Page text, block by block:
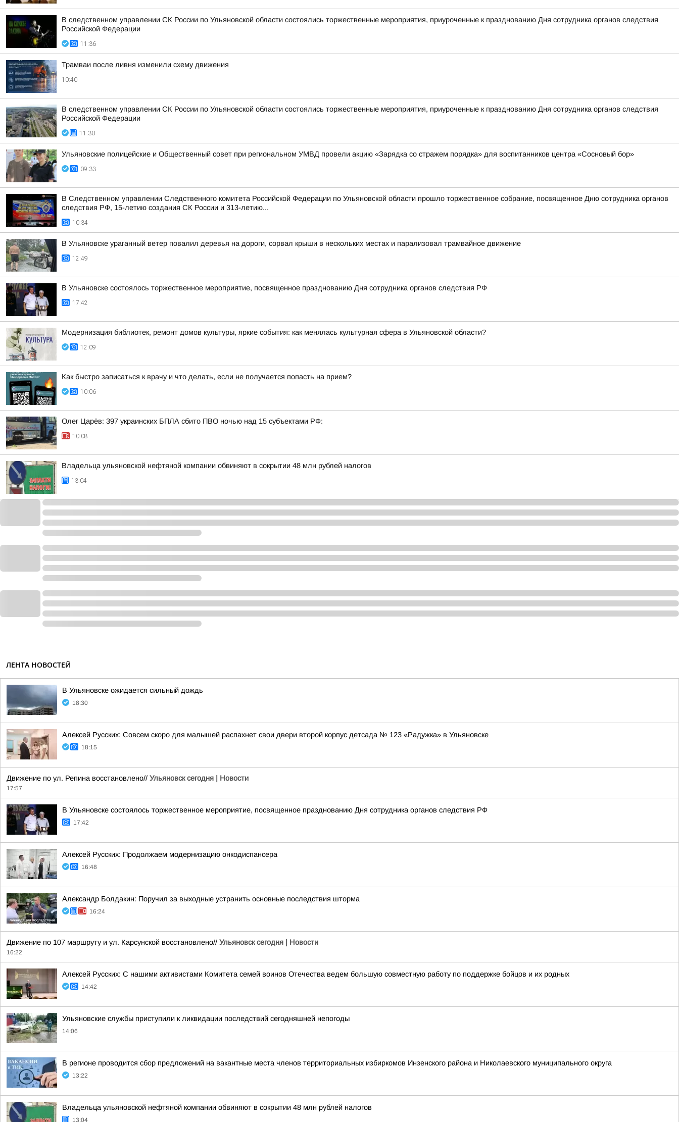
В следственном управлении СК России по Ульяновской области состоялись торжественные мероприятия, приуроченные к празднованию Дня сотрудника органов следствия
Российской Федерации
11:36
Трамваи после ливня изменили схему движения
10:40
В следственном управлении СК России по Ульяновской области состоялись торжественные мероприятия, приуроченные к празднованию Дня сотрудника органов следствия
Российской Федерации
11:30
Ульяновские полицейские и Общественный совет при региональном УМВД провели акцию «Зарядка со стражем порядка» для воспитанников центра «Сосновый бор»
09:33
В Следственном управлении Следственного комитета Российской Федерации по Ульяновской области прошло торжественное собрание, посвященное Дню сотрудника органов
следствия РФ, 15-летию создания СК России и 313-летию...
10:34
В Ульяновске ураганный ветер повалил деревья на дороги, сорвал крыши в нескольких местах и парализовал трамвайное движение
12:49
В Ульяновске состоялось торжественное мероприятие, посвященное празднованию Дня сотрудника органов следствия РФ
17:42
Модернизация библиотек, ремонт домов культуры, яркие события: как менялась культурная сфера в Ульяновской области?
12:09
Как быстро записаться к врачу и что делать, если не получается попасть на прием?
10:06
Олег Царёв: 397 украинских БПЛА сбито ПВО ночью над 15 субъектами РФ:
10:08
Владельца ульяновской нефтяной компании обвиняют в сокрытии 48 млн рублей налогов
13:04
ЛЕНТА НОВОСТЕЙ
В Ульяновске ожидается сильный дождь
18:30
Алексей Русских: Совсем скоро для малышей распахнет свои двери второй корпус детсада № 123 «Радужка» в Ульяновске
18:15
Движение по ул. Репина восстановлено// Ульяновск сегодня | Новости
17:57
В Ульяновске состоялось торжественное мероприятие, посвященное празднованию Дня сотрудника органов следствия РФ
17:42
Алексей Русских: Продолжаем модернизацию онкодиспансера
16:48
Александр Болдакин: Поручил за выходные устранить основные последствия шторма
16:24
Движение по 107 маршруту и ул. Карсунской восстановлено// Ульяновск сегодня | Новости
16:22
Алексей Русских: С нашими активистами Комитета семей воинов Отечества ведем большую совместную работу по поддержке бойцов и их родных
14:42
Ульяновские службы приступили к ликвидации последствий сегодняшней непогоды
14:06
В регионе проводится сбор предложений на вакантные места членов территориальных избиркомов Инзенского района и Николаевского муниципального округа
13:22
Владельца ульяновской нефтяной компании обвиняют в сокрытии 48 млн рублей налогов
13:04